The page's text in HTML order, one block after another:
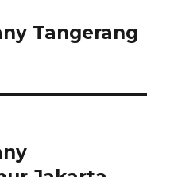
Tangerang